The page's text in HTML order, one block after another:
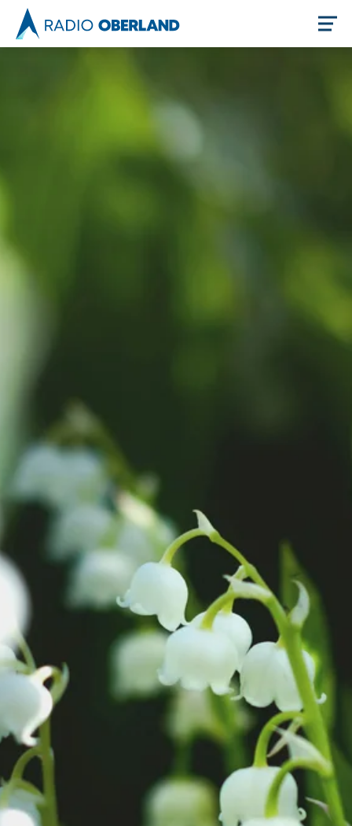
Stellenangebote
Unternehmen
Das geheime Geräusch
Fotobox
Service
Podcast
Zeit fürs Oberland